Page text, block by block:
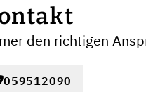
den richtigen
059512090